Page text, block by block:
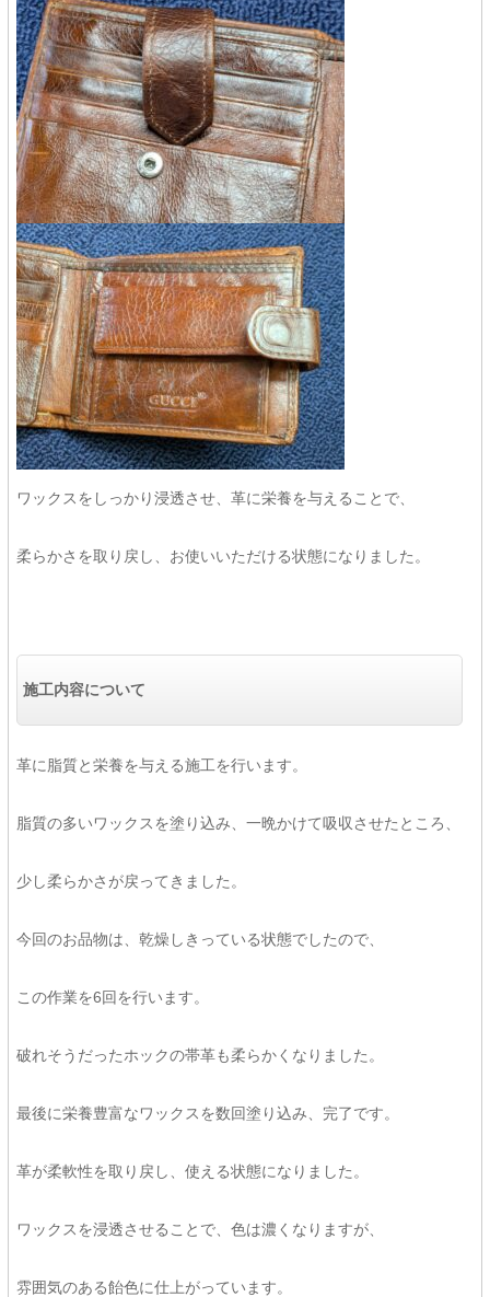
ワックスをしっかり浸透させ、革に栄養を与えることで、
柔らかさを取り戻し、お使いいただける状態になりました。
施工内容について
革に脂質と栄養を与える施工を行います。
脂質の多いワックスを塗り込み、一晩かけて吸収させたところ、
少し柔らかさが戻ってきました。
今回のお品物は、乾燥しきっている状態でしたので、
この作業を6回を行います。
破れそうだったホックの帯革も柔らかくなりました。
最後に栄養豊富なワックスを数回塗り込み、完了です。
革が柔軟性を取り戻し、使える状態になりました。
ワックスを浸透させることで、色は濃くなりますが、
雰囲気のある飴色に仕上がっています。